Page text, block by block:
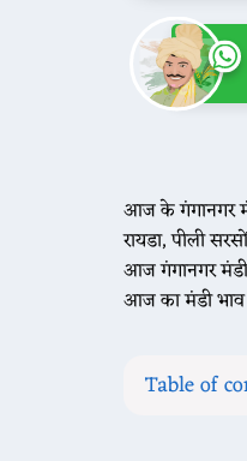
आज के गंगानगर
रायडा, पीली
आज गंगानगर
आज का मंडी
Table of